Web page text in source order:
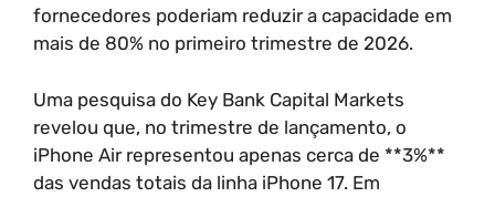
fornecedores poderiam reduzir a capacidade em
mais de 80% no primeiro trimestre de 2026.
Uma pesquisa do Key Bank Capital Markets
revelou que, no trimestre de lançamento, o
iPhone Air representou apenas cerca de **3%**
das vendas totais da linha iPhone 17. Em